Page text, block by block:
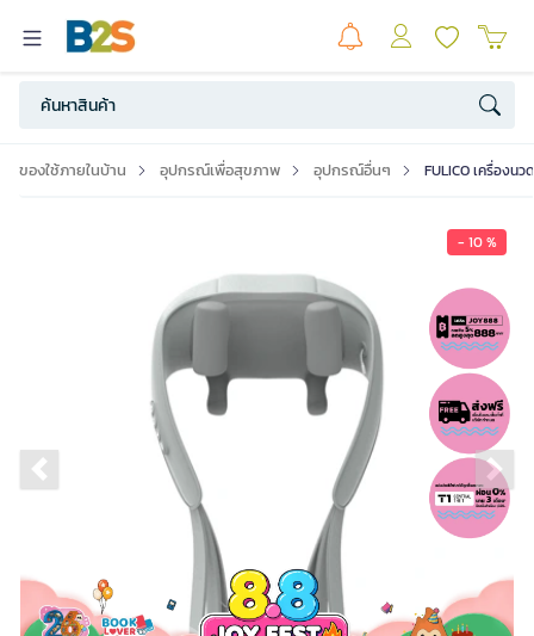
ของใช้ภายในบ้าน อุปกรณ์เพื่อสุขภาพ อุปกรณ์อื่นๆ FULICO เครื่องน
- 10 %
Previous slide